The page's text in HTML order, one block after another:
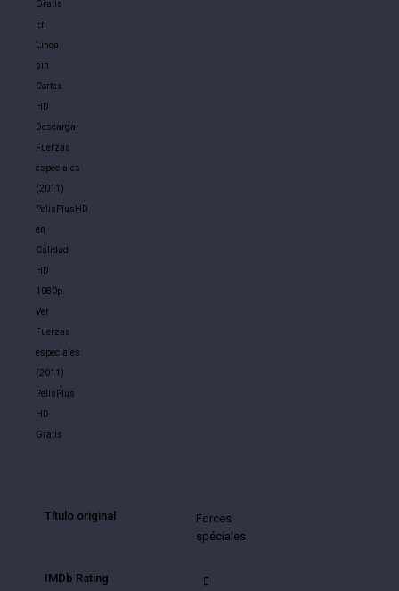
Gratis
En
Linea
sin
Cortes
HD.
Descargar
Fuerzas
especiales
(2011)
PelisPlusHD
en
Calidad
HD
1080p.
Ver
Fuerzas
especiales
(2011)
PelisPlus
HD
Gratis
Título original
Forces
spéciales
IMDb Rating